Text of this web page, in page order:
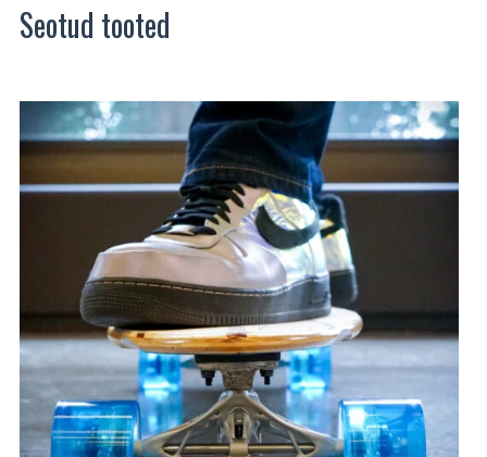
teha
tootelehel.
Seotud tooted